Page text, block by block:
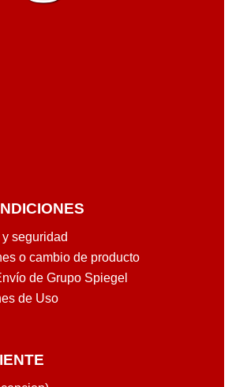
seguridad
o cambio de producto
de Grupo Spiegel
de Uso